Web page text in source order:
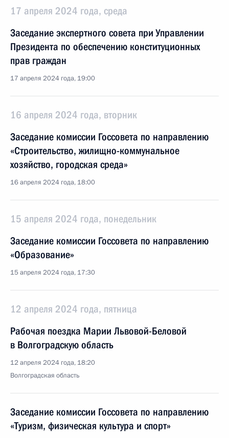
17 апреля 2024 года, среда
Заседание экспертного совета при Управлении
Президента по обеспечению конституционных
прав граждан
17 апреля 2024 года, 19:00
16 апреля 2024 года, вторник
Заседание комиссии Госсовета по направлению
«Строительство, жилищно-коммунальное
хозяйство, городская среда»
16 апреля 2024 года, 18:00
15 апреля 2024 года, понедельник
Заседание комиссии Госсовета по направлению
«Образование»
15 апреля 2024 года, 17:30
12 апреля 2024 года, пятница
Рабочая поездка Марии Львовой-Беловой
в Волгоградскую область
12 апреля 2024 года, 18:20
Волгоградская область
Заседание комиссии Госсовета по направлению
«Туризм, физическая культура и спорт»